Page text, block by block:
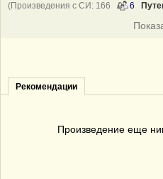
(Произведения с СИ: 166 6
Рекомендации
Произведение еще